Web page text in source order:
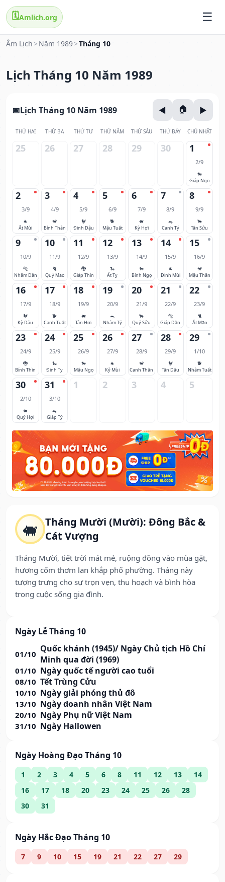
🗓️Amlich.org
Âm Lịch > Năm 1989>Tháng 10
Lịch Tháng 10 Năm 1989
🐖 Tháng Mười (Mười): Đông Bắc &
Cát Vượng
Tháng Mười, tiết trời mát mẻ, ruộng đồng vào mùa gặt,
hương cốm thơm lan khắp phố phường. Tháng này
tượng trưng cho sự trọn vẹn, thu hoạch và bình hòa
trong cuộc sống gia đình.
Ngày Lễ Tháng 10
01/10 Quốc khánh (1945)/ Ngày Chủ tịch Hồ Chí
Minh qua đời (1969)
01/10 Ngày quốc tế người cao tuổi
08/10 Tết Trùng Cửu
10/10 Ngày giải phóng thủ đô
13/10 Ngày doanh nhân Việt Nam
20/10 Ngày Phụ nữ Việt Nam
31/10 Ngày Hallowen
Ngày Hoàng Đạo Tháng 10
1 2 3 4 5 6 8 11 12 13
14
16
17 18 20 23 24 25 26
28
30
31
Ngày Hắc Đạo Tháng 10
7 9 10 15 19 21 22 27 29
Lịch Tháng 10 Năm 1989
THỨ HAI THỨ BA THỨ TƯ THỨ NĂM THỨ SÁU THỨ BẢY CHỦ NHẬT
25 26 27 28 29 30 1
2/9
🐎
Giáp Ngọ
2
3/9
🐐
Ất Mùi
3
4/9
🐒
Bính Thân
4
5/9
🐓
Đinh Dậu
5
6/9
🐕
Mậu Tuất
6
7/9
🐖
Kỷ Hợi
7
8/9
🐀
Canh Tý
8
9/9
🐂
Tân Sửu
9
10/9
🐅
Nhâm Dần
10
11/9
🐈
Quý Mão
11
12/9
🐉
Giáp Thìn
12
13/9
🐍
Ất Tỵ
13
14/9
🐎
Bính Ngọ
14
15/9
🐐
Đinh Mùi
15
16/9
🐒
Mậu Thân
16
17/9
🐓
Kỷ Dậu
17
18/9
🐕
Canh Tuất
18
19/9
🐖
Tân Hợi
19
20/9
🐀
Nhâm Tý
20
21/9
🐂
Quý Sửu
21
22/9
🐅
Giáp Dần
22
23/9
🐈
Ất Mão
23
24/9
🐉
Bính Thìn
24
25/9
🐍
Đinh Tỵ
25
26/9
🐎
Mậu Ngọ
26
27/9
🐐
Kỷ Mùi
27
28/9
🐒
Canh Thân
28
29/9
🐓
Tân Dậu
29
1/10
🐕
Nhâm Tuất
30
2/10
🐖
Quý Hợi
31
3/10
🐀
Giáp Tý
1 2 3 4 5